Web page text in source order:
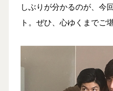
しぶりが分かるのが、今
ト。ぜひ、心ゆくまでご